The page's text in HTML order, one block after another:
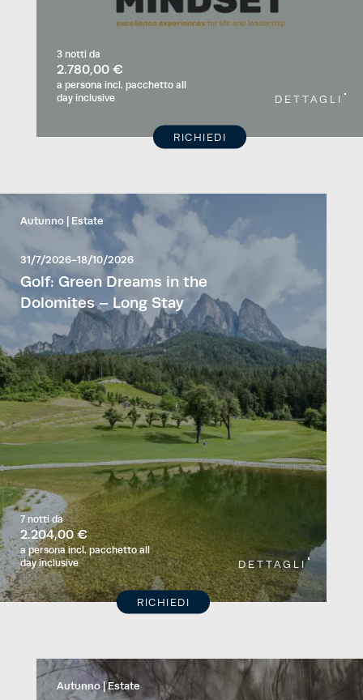
3 notti da
2.780,00 €
a persona incl. pacchetto all
day inclusive
DETTAGLI
RICHIEDI
Autunno Estate
31/7/2026-18/10/2026
Golf: Green Dreams in the
Dolomites – Long Stay
7 nottida
2.204,00 €
a persona incl. pacchetto all
day inclusive
DETTAGLI
RICHIEDI
Autunno Estate